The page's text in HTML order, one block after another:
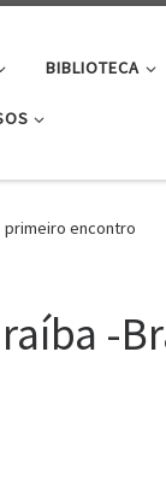
BIBLIOTECA
primeiro encontro
-